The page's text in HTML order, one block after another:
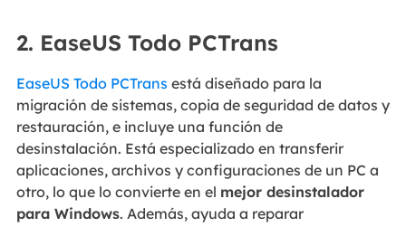
2. EaseUS Todo PCTrans
EaseUS Todo PCTrans está diseñado para la
migración de sistemas, copia de seguridad de datos y
restauración, e incluye una función de
desinstalación. Está especializado en transferir
aplicaciones, archivos y configuraciones de un PC a
otro, lo que lo convierte en el mejor desinstalador
para Windows. Además, ayuda a reparar